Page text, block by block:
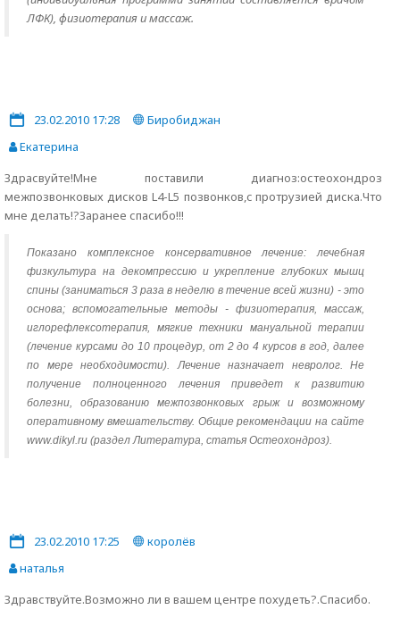
ЛФК), физиотерапия и массаж.
23.02.2010 17:28
Биробиджан
Екатерина
Здрасвуйте!Мне поставили диагноз:остеохондроз
межпозвонковых дисков L4-L5 позвонков,c протрузией диска.Что
мне делать!?Заранее спасибо!!!
Показано комплексное консервативное лечение: лечебная
физкультура на декомпрессию и укрепление глубоких мышц
спины (заниматься 3 раза в неделю в течение всей жизни) - это
основа; вспомогательные методы - физиотерапия, массаж,
иглорефлексотерапия, мягкие техники мануальной терапии
(лечение курсами до 10 процедур, от 2 до 4 курсов в год, далее
по мере необходимости). Лечение назначает невролог. Не
получение полноценного лечения приведет к развитию
болезни, образованию межпозвонковых грыж и возможному
оперативному вмешательству. Общие рекомендации на сайте
www.dikyl.ru (раздел Литература, статья Остеохондроз).
23.02.2010 17:25
королёв
наталья
Здравствуйте.Возможно ли в вашем центре похудеть?.Спасибо.